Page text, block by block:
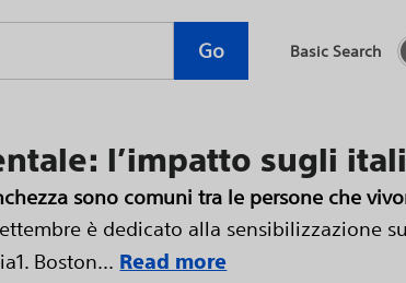
Go Basic Search
l’impatto sugli
sono comuni tra le persone che
è dedicato alla sensibilizzazione
Boston... Read more